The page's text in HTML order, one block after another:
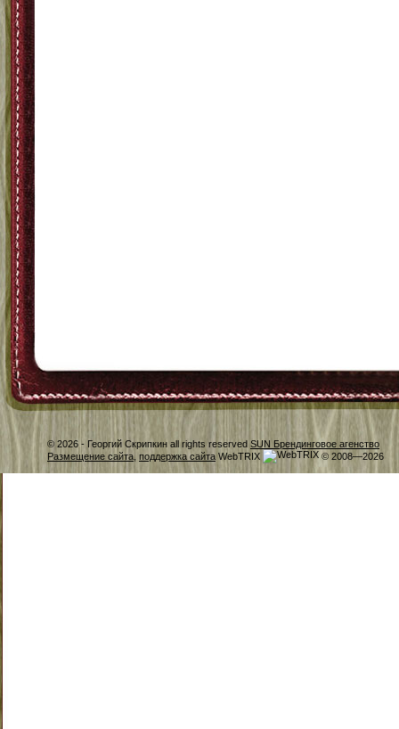
© 2026 - Георгий Скрипкин all rights reserved SUN Брендинговое агенство
Размещение сайта, поддержка сайта WebTRIX © 2008—2026